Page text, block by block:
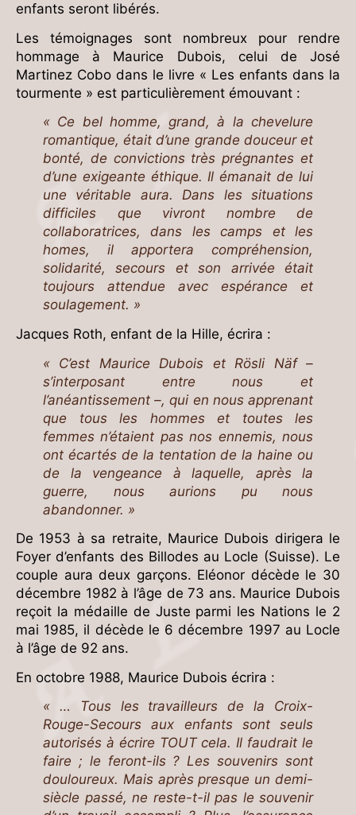
enfants seront libérés.
Les témoignages sont nombreux pour rendre
hommage à Maurice Dubois, celui de José
Martinez Cobo dans le livre « Les enfants dans la
tourmente » est particulièrement émouvant :
« Ce bel homme, grand, à la chevelure
romantique, était d’une grande douceur et
bonté, de convictions très prégnantes et
d’une exigeante éthique. Il émanait de lui
une véritable aura. Dans les situations
difficiles que vivront nombre de
collaboratrices, dans les camps et les
homes, il apportera compréhension,
solidarité, secours et son arrivée était
toujours attendue avec espérance et
soulagement. »
Jacques Roth, enfant de la Hille, écrira :
« C’est Maurice Dubois et Rösli Näf –
s’interposant entre nous et
l’anéantissement –, qui en nous apprenant
que tous les hommes et toutes les
femmes n’étaient pas nos ennemis, nous
ont écartés de la tentation de la haine ou
de la vengeance à laquelle, après la
guerre, nous aurions pu nous
abandonner. »
De 1953 à sa retraite, Maurice Dubois dirigera le
Foyer d’enfants des Billodes au Locle (Suisse). Le
couple aura deux garçons. Eléonor décède le 30
décembre 1982 à l’âge de 73 ans. Maurice Dubois
reçoit la médaille de Juste parmi les Nations le 2
mai 1985, il décède le 6 décembre 1997 au Locle
à l’âge de 92 ans.
En octobre 1988, Maurice Dubois écrira :
« … Tous les travailleurs de la Croix-
Rouge-Secours aux enfants sont seuls
autorisés à écrire TOUT cela. Il faudrait le
faire ; le feront-ils ? Les souvenirs sont
douloureux. Mais après presque un demi-
siècle passé, ne reste-t-il pas le souvenir